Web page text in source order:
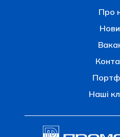
Про
Наші